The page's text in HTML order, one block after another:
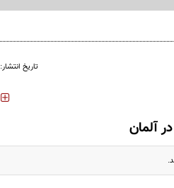
تاریخ انتشار:
آلمان